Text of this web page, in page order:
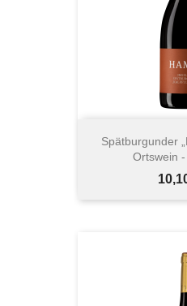
Spätburgunder
Ortswein